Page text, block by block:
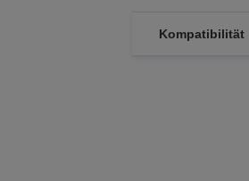
Kompatibilität